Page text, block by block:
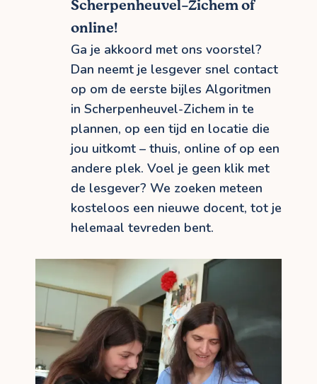
Scherpenheuvel-Zichem of
online!
Ga je akkoord met ons voorstel?
Dan neemt je lesgever snel contact
op om de eerste bijles Algoritmen
in Scherpenheuvel-Zichem in te
plannen, op een tijd en locatie die
jou uitkomt – thuis, online of op een
andere plek. Voel je geen klik met
de lesgever? We zoeken meteen
kosteloos een nieuwe docent, tot je
helemaal tevreden bent.